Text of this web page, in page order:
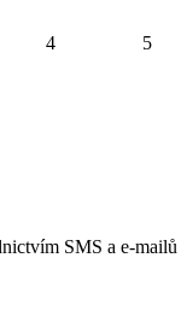
4 5
SMS a e-mailů